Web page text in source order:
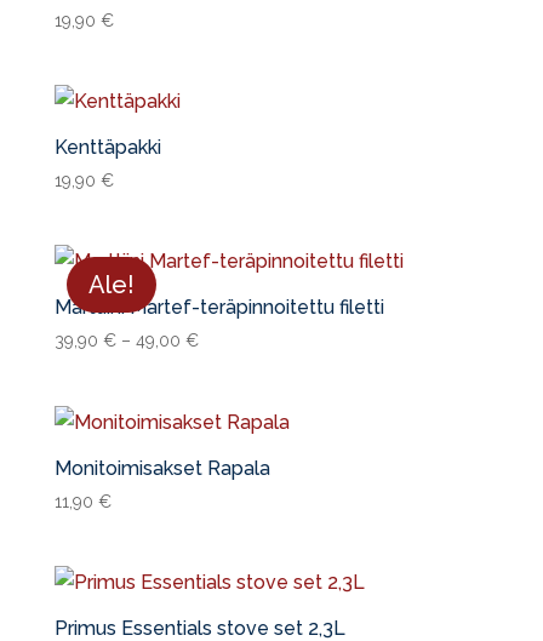
19,90 €
Kenttäpakki
19,90 €
Ale!
Marttiini Martef-teräpinnoitettu filetti
39,90 €– 49,00 €
Monitoimisakset Rapala
11,90 €
Primus Essentials stove set 2,3L